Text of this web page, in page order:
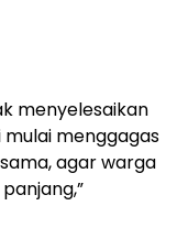
menyelesaikan
menggagas
agar warga